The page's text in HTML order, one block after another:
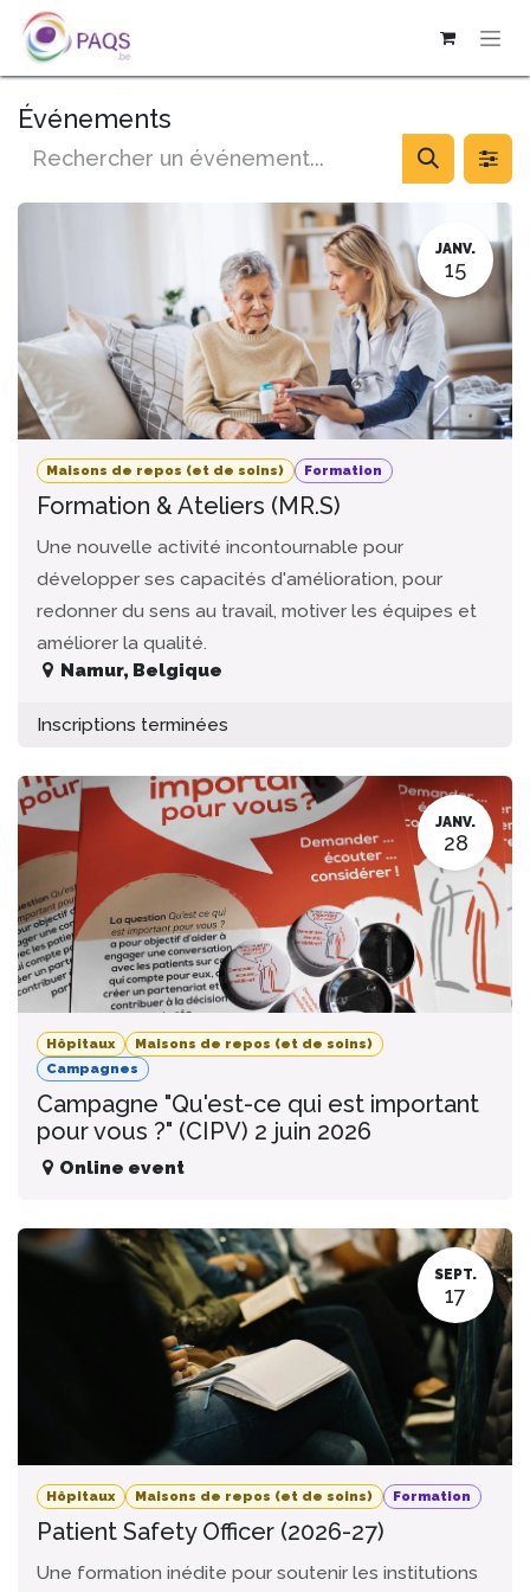
SE RENDRE AU CONTENU
Événements
JANV.
15
Maisons de repos (et de soins) Formation
Formation & Ateliers (MR.S)
Une nouvelle activité incontournable pour
développer ses capacités d'amélioration, pour
redonner du sens au travail, motiver les équipes et
améliorer la qualité.
Namur, Belgique
Inscriptions terminées
JANV.
28
Hôpitaux
Maisons de repos (et de soins)
Campagnes
Campagne "Qu'est-ce qui est important
pour vous ?" (CIPV) 2 juin 2026
Online event
SEPT.
17
Hôpitaux Maisons de repos (et de soins) Formation
Patient Safety Officer (2026-27)
Une formation inédite pour soutenir les institutions